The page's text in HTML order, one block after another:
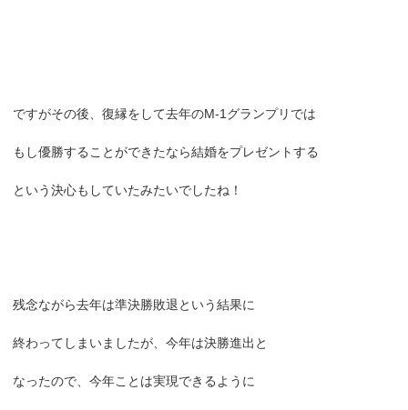
ですがその後、復縁をして去年のM-1グランプリでは
もし優勝することができたなら結婚をプレゼントする
という決心もしていたみたいでしたね！
残念ながら去年は準決勝敗退という結果に
終わってしまいましたが、今年は決勝進出と
なったので、今年ことは実現できるように